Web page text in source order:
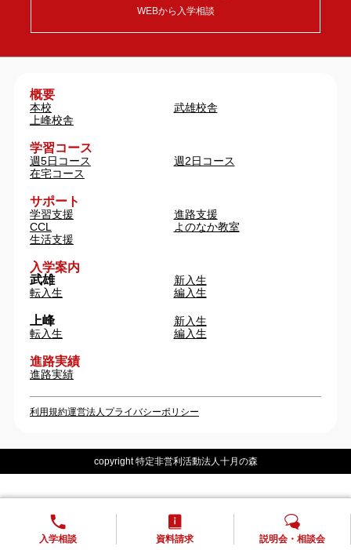
WEBから入学相談
概要
本校
武雄校舎
上峰校舎
学習コース
週5日コース
週2日コース
在宅コース
サポート
学習支援
進路支援
CCL
よのなか教室
生活支援
入学案内
武雄
新入生
転入生
編入生
上峰
新入生
転入生
編入生
進路実績
進路実績
利用規約運営法人 プライバシーポリシー
copyright 特定非営利活動法人十月の森
入学相談 資料請求 説明会・相談会